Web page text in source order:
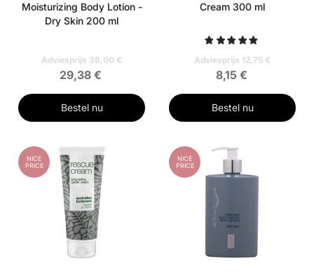
Moisturizing Body Lotion -
Dry Skin 200 ml
Adviesprijs 36,00 €
29,38 €
Bestel nu
Cream 300 ml
Adviesprijs 12,75 €
8,15 €
Bestel nu
NICE
PRICE
NICE
PRICE